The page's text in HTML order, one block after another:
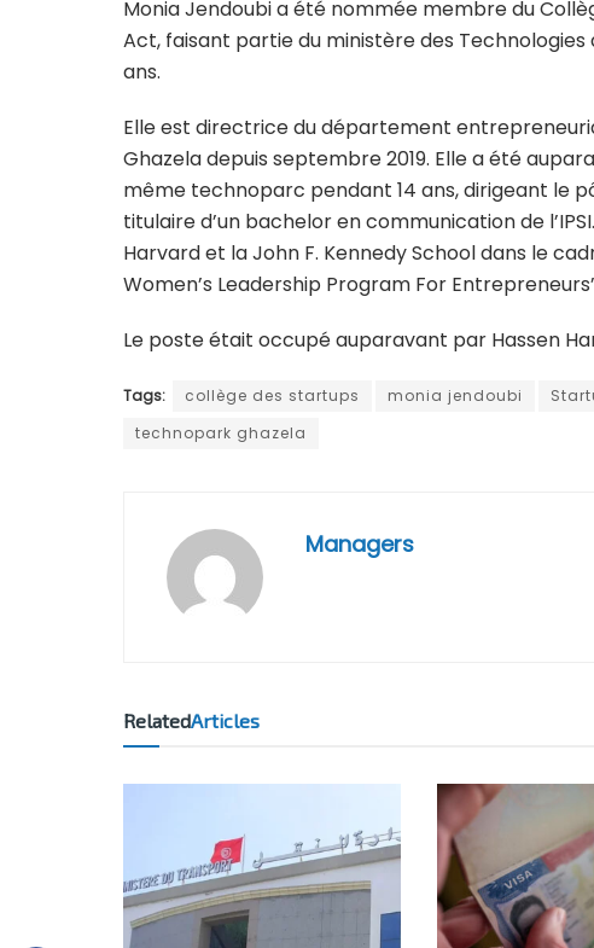
Monia Jendoubi a été nommée membre du
Act, faisant partie du ministère des
ans.
Elle est directrice du département
Ghazela depuis septembre 2019. Elle a été
même technoparc pendant 14 ans, dirigeant le
titulaire d’un bachelor en communication de
Harvard et la John F. Kennedy School dans le
Women’s Leadership Program For
Le poste était occupé auparavant par Hassen
Tags: collège des startups monia jendoubi
technopark ghazela
Managers
RelatedArticles